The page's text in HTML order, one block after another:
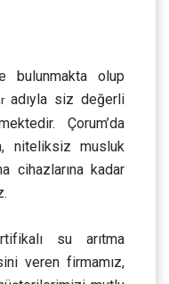
bulunmakta olup
adıyla siz değerli
Çorum’da
niteliksiz musluk
cihazlarına kadar
su arıtma
veren firmamız,